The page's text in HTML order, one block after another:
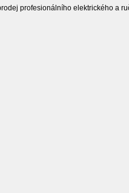
profesionálního elektrického a